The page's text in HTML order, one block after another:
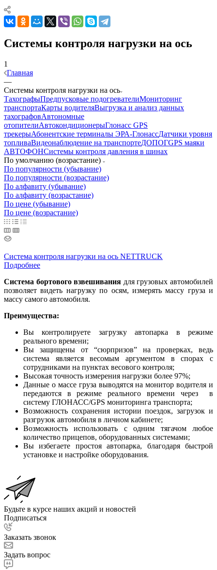
Системы контроля нагрузки на ось
1
Главная
—
Системы контроля нагрузки на ось
ТахографыПредпусковые подогревателиМониторинг
транспортаКарты водителяВыгрузка и анализ данных
тахографовАвтономные
отопителиАвтокондиционерыГлонасс GPS
трекерыАбонентские терминалы ЭРА-ГлонассДатчики уровня
топливаВидеонаблюдение на транспортеДОПОГGPS маяки
АВТОФОНСистемы контроля давления в шинах
По умолчанию (возрастание)
По популярности (убывание)
По популярности (возрастание)
По алфавиту (убывание)
По алфавиту (возрастание)
По цене (убывание)
По цене (возрастание)
Система контроля нагрузки на ось NETTRUCK
Подробнее
Система бортового взвешивания для грузовых автомобилей
позволяет видеть нагрузку по осям, измерять массу груза и
массу самого автомобиля.
Преимущества:
Вы контролируете загрузку автопарка в режиме
реального времени;
Вы защищены от “сюрпризов” на проверках, ведь
система является весомым аргументом в спорах с
сотрудниками на пунктах весового контроля;
Высокая точность измерения нагрузки более 97%;
Данные о массе груза выводятся на монитор водителя и
передаются в режиме реального времени через в
систему ГЛОНАСС/GPS мониторинга транспорта;
Возможность сохранения истории поездок, загрузок и
разгрузок автомобиля в личном кабинете;
Возможность использовать с одним тягачом любое
количество прицепов, оборудованных системами;
Вы избегаете простоя автопарка, благодаря быстрой
установке и настройке оборудования.
Будьте в курсе наших акций и новостей
Подписаться
Заказать звонок
Задать вопрос